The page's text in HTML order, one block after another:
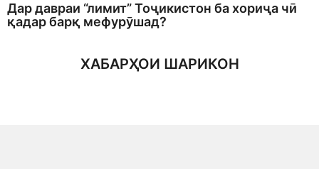
Дар давраи “лимит” Тоҷикистон ба хориҷа чӣ
қадар барқ мефурӯшад?
ХАБАРҲОИ ШАРИКОН